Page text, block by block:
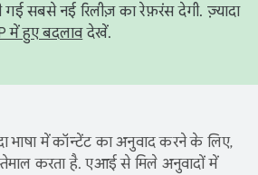
सबसे नई रिलीज़ का रेफ़रंस देगी. ज़्यादा
में हुए बदलावदेखें.
भाषा में कॉन्टेंट का अनुवाद करने के लिए,
करता है. एआई से मिले अनुवादों में